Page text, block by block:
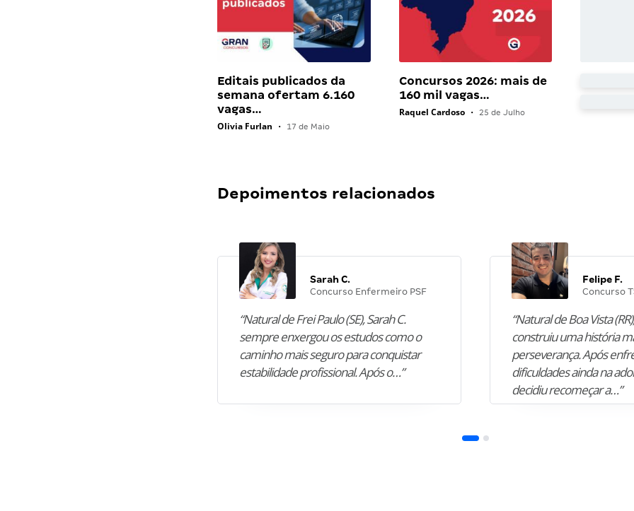
Editais publicados da
semana ofertam 6.160
vagas…
Olivia Furlan • 17 de Maio
Concursos 2026: mais de
160 mil vagas…
Raquel Cardoso • 25 de Julho
Depoimentos relacionados
Sarah C.
Concurso Enfermeiro PSF
“Natural de Frei Paulo (SE), Sarah C.
sempre enxergou os estudos como o
caminho mais seguro para conquistar
estabilidade profissional. Após o…”
Felipe F.
Concurso
“Natural de Boa Vista
construiu uma história
perseverança. Após
dificuldades ainda na
decidiu recomeçar a…”